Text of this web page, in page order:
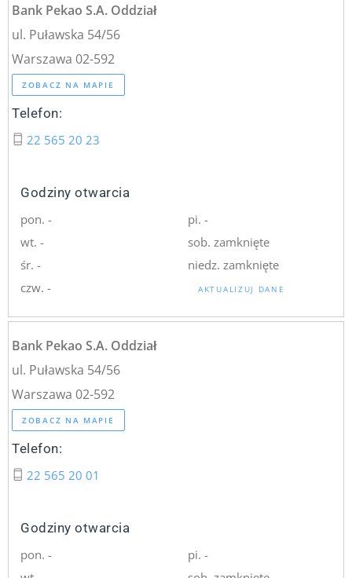
Bank Pekao S.A. Oddział
ul. Puławska 54/56
Warszawa 02-592
ZOBACZ NA MAPIE
Telefon:
22 565 20 23
Godziny otwarcia
pon. -
wt. -
śr. -
czw. -
pi. -
sob. zamknięte
niedz. zamknięte
AKTUALIZUJ DANE
Bank Pekao S.A. Oddział
ul. Puławska 54/56
Warszawa 02-592
ZOBACZ NA MAPIE
Telefon:
22 565 20 01
Godziny otwarcia
pon. -
pi. -